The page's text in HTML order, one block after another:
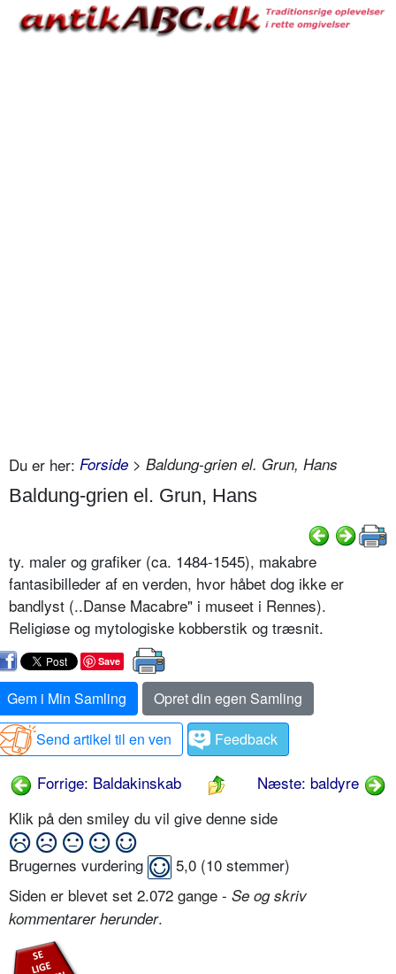
Du er her: Forside > Baldung-grien el. Grun, Hans
Baldung-grien el. Grun, Hans
ty. maler og grafiker (ca. 1484-1545), makabre
fantasibilleder af en verden, hvor håbet dog ikke er
bandlyst (..Danse Macabre" i museet i Rennes).
Religiøse og mytologiske kobberstik og træsnit.
Save
Gem i Min Samling
Opret din egen Samling
Send artikel til en ven
Feedback
Forrige: Baldakinskab
Næste: baldyre
Klik på den smiley du vil give denne side
Brugernes vurdering 5,0 (10 stemmer)
Siden er blevet set 2.072 gange - Se og skriv
kommentarer herunder.